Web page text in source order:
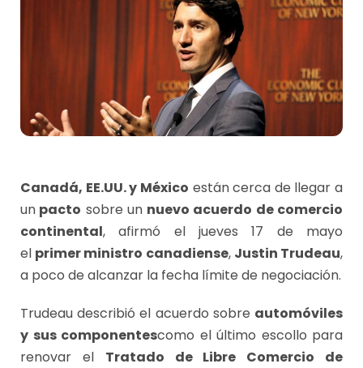
Canadá, EE.UU. y México están cerca de llegar a
un pacto sobre un nuevo acuerdo de comercio
continental, afirmó el jueves 17 de mayo
el primer ministro canadiense, Justin Trudeau,
a poco de alcanzar la fecha límite de negociación.
Trudeau describió el acuerdo sobre automóviles
y sus componentescomo el último escollo para
renovar el Tratado de Libre Comercio de